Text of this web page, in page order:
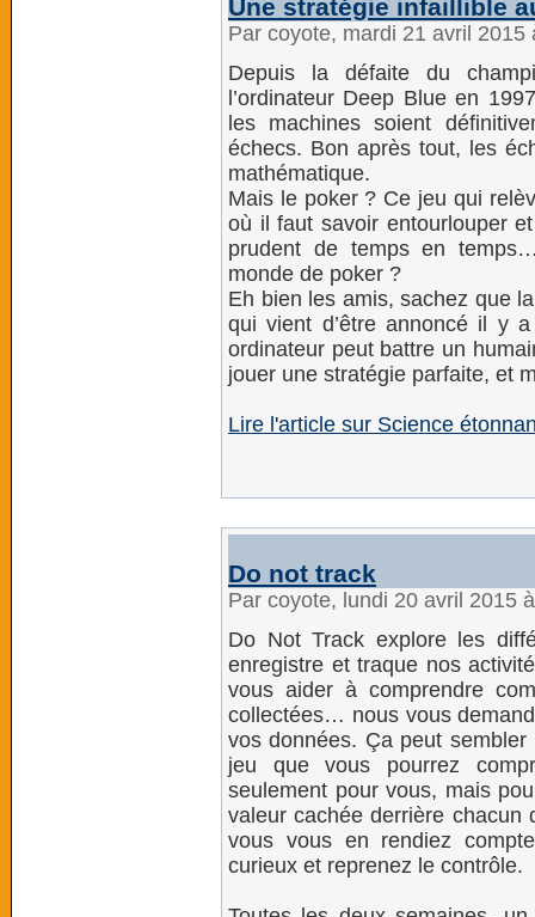
Une stratégie infaillible
Par coyote, mardi 21 avril
Depuis la défaite du
l’ordinateur Deep Blue en
les machines soient
échecs. Bon après tout, les
mathématique.
Mais le poker ? Ce jeu qui
où il faut savoir entourlouper
prudent de temps en
monde de poker ?
Eh bien les amis, sachez que
qui vient d’être annoncé il y
ordinateur peut battre un
jouer une stratégie parfaite, et
Lire l'article sur Science
Do not track
Par coyote, lundi 20 avril 2015
Do Not Track explore les
enregistre et traque nos
vous aider à comprendre
collectées… nous vous
vos données. Ça peut
jeu que vous pourrez
seulement pour vous, mais
valeur cachée derrière
vous vous en rendiez
curieux et reprenez le contrôle.